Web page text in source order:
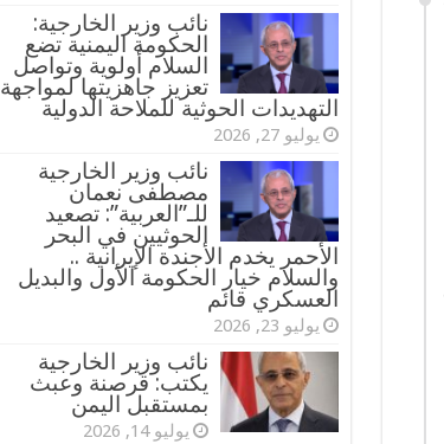
نائب وزير الخارجية:
الحكومة اليمنية تضع
السلام أولوية وتواصل
تعزيز جاهزيتها لمواجهة
التهديدات الحوثية للملاحة الدولية
يوليو 27, 2026
نائب وزير الخارجية
مصطفى نعمان
للـ”العربية”: تصعيد
الحوثيين في البحر
الأحمر يخدم الأجندة الإيرانية ..
والسلام خيار الحكومة الأول والبديل
العسكري قائم
يوليو 23, 2026
نائب وزير الخارجية
يكتب: قرصنة وعبث
بمستقبل اليمن
يوليو 14, 2026